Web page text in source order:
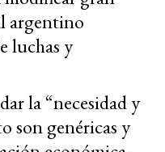
argentino
luchas y
la “necesidad y
son genéricas y